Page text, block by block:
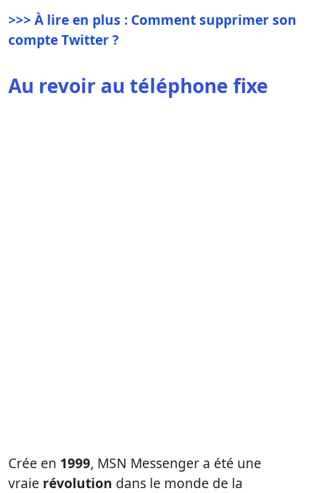
>>> À lire en plus : Comment supprimer son
compte Twitter ?
Au revoir au téléphone fixe
Crée en 1999, MSN Messenger a été une
vraie révolution dans le monde de la